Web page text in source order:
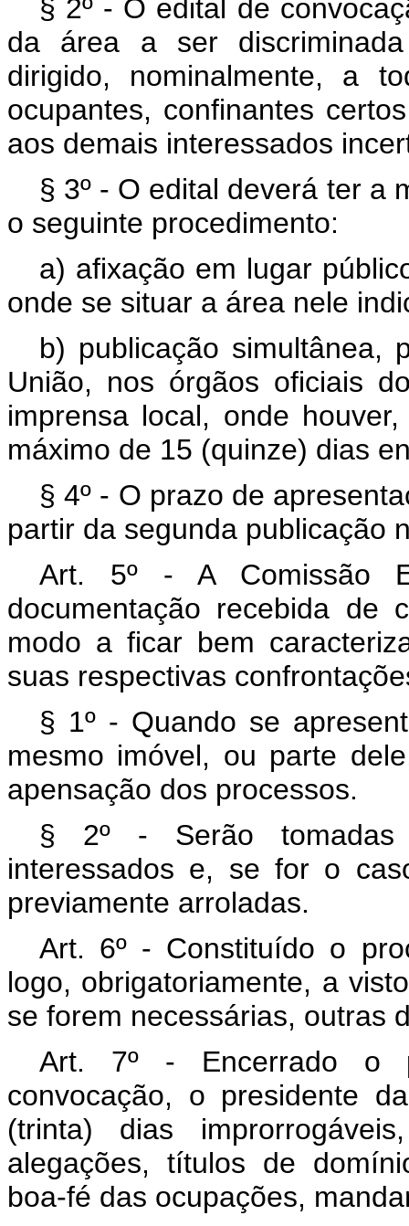
§ 2º - O edital de
da área a ser
dirigido, nominalmente, a
ocupantes, confinantes
aos demais interessados
§ 3º - O edital deverá ter a
o seguinte procedimento:
a) afixação em lugar
onde se situar a área nele
b) publicação simultânea,
União, nos órgãos oficiais
imprensa local, onde
máximo de 15 (quinze) dias
§ 4º - O prazo de
partir da segunda publicação
Art. 5º - A Comissão
documentação recebida de
modo a ficar bem
suas respectivas
§ 1º - Quando se
mesmo imóvel, ou parte
apensação dos processos.
§ 2º - Serão tomadas
interessados e, se for o
previamente arroladas.
Art. 6º - Constituído o
logo, obrigatoriamente, a
se forem necessárias, outras
Art. 7º - Encerrado o
convocação, o presidente
(trinta) dias
alegações, títulos de
boa-fé das ocupações,